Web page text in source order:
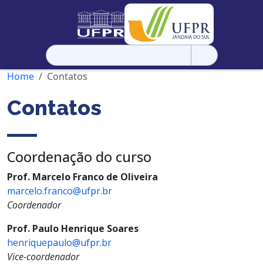
Pesquisar
por:
Home
Contatos
Contatos
Coordenação do curso
Prof. Marcelo Franco de Oliveira
marcelo.franco@ufpr.br
Coordenador
Prof. Paulo Henrique Soares
henriquepaulo@ufpr.br
Vice-coordenador